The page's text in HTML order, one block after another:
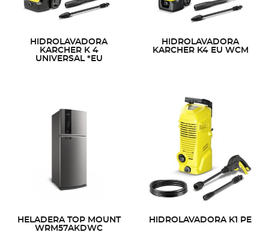
HIDROLAVADORA
KARCHER K 4
UNIVERSAL *EU
HIDROLAVADORA
KARCHER K4 EU WCM
HELADERA TOP MOUNT
WRM57AKDWC
HIDROLAVADORA K1 PE